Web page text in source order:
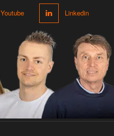
Youtube Linkedin